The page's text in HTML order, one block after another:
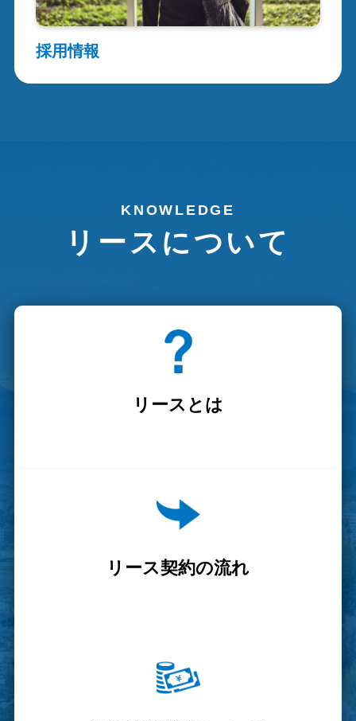
採用情報
KNOWLEDGE
リースについて
リースとは
リース契約の流れ